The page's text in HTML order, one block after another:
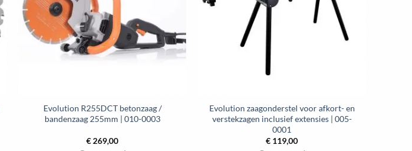
Evolution R255DCT betonzaag /
bandenzaag 255mm | 010-0003
€ 269,00
Evolution zaagonderstel voor afkort- en
verstekzagen inclusief extensies | 005-
0001
€ 119,00